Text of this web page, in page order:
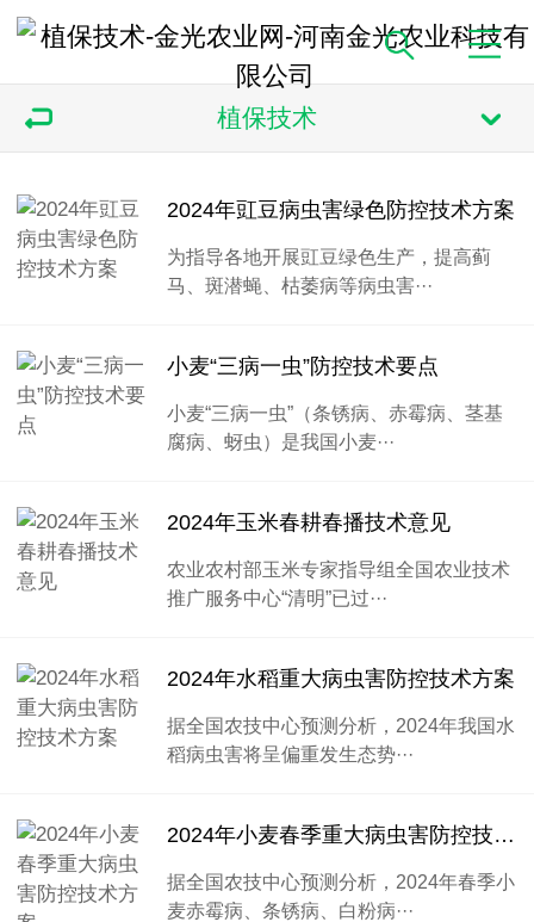
植保技术
2024年豇豆病虫害绿色防控技术方案
为指导各地开展豇豆绿色生产，提高蓟
马、斑潜蝇、枯萎病等病虫害···
小麦“三病一虫”防控技术要点
小麦“三病一虫”（条锈病、赤霉病、茎基
腐病、蚜虫）是我国小麦···
2024年玉米春耕春播技术意见
农业农村部玉米专家指导组全国农业技术
推广服务中心“清明”已过···
2024年水稻重大病虫害防控技术方案
据全国农技中心预测分析，2024年我国水
稻病虫害将呈偏重发生态势···
2024年小麦春季重大病虫害防控技术方案
据全国农技中心预测分析，2024年春季小
麦赤霉病、条锈病、白粉病···